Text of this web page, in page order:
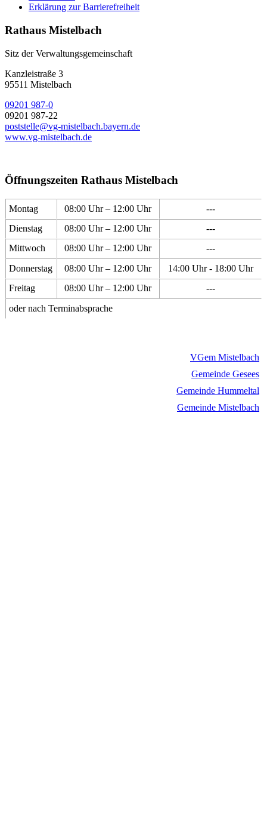
Erklärung zur Barrierefreiheit
Rathaus Mistelbach
Sitz der Verwaltungsgemeinschaft
Kanzleistraße 3
95511 Mistelbach
09201 987-0
09201 987-22
poststelle@vg-mistelbach.bayern.de
www.vg-mistelbach.de
Öffnungszeiten Rathaus Mistelbach
Montag 08:00 Uhr – 12:00 Uhr
---
Dienstag
08:00 Uhr – 12:00 Uhr
---
Mittwoch
08:00 Uhr – 12:00 Uhr
---
Donnerstag
08:00 Uhr – 12:00 Uhr
14:00 Uhr - 18:00 Uhr
Freitag
08:00 Uhr – 12:00 Uhr
---
oder nach Terminabsprache
VGem Mistelbach
Gemeinde Gesees
Gemeinde Hummeltal
Gemeinde Mistelbach